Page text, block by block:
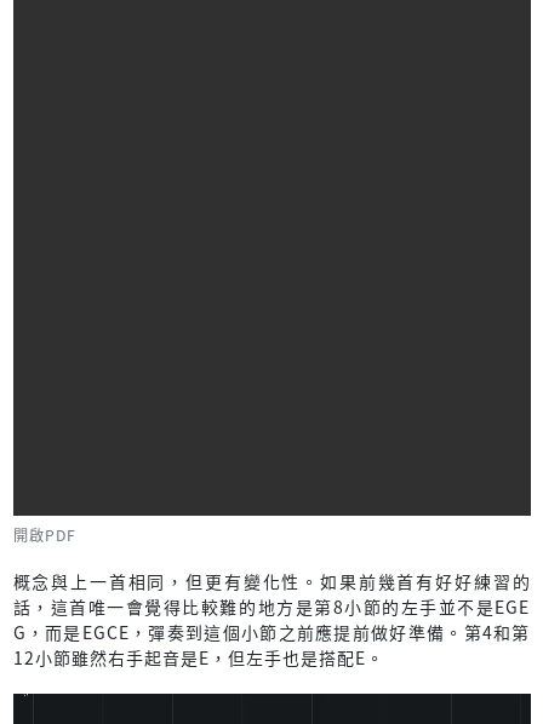
開啟PDF
概念與上一首相同，但更有變化性。如果前幾首有好好練習的
話，這首唯一會覺得比較難的地方是第8小節的左手並不是EGE
G，而是EGCE，彈奏到這個小節之前應提前做好準備。第4和第
12小節雖然右手起音是E，但左手也是搭配E。